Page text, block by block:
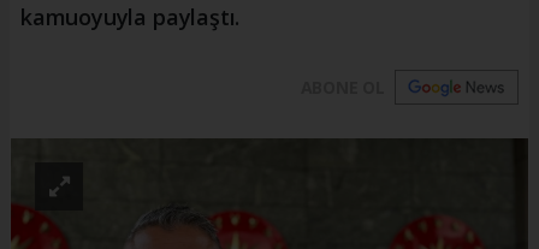
kamuoyuyla paylaştı.